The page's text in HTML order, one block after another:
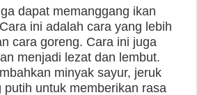
dapat memanggang ikan
ini adalah cara yang lebih
cara goreng. Cara ini juga
menjadi lezat dan lembut.
minyak sayur, jeruk
putih untuk memberikan rasa